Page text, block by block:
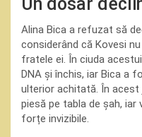
Alina Bica a refuzat să
considerând că Kovesi
fratele ei. În ciuda
DNA și închis, iar Bica a
ulterior achitată. În
piesă pe tabla de șah,
forțe invizibile.